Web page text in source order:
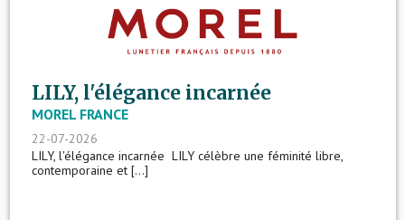
LILY, l'élégance incarnée
MOREL FRANCE
22-07-2026
LILY, l'élégance incarnée LILY célèbre une féminité libre,
contemporaine et [...]